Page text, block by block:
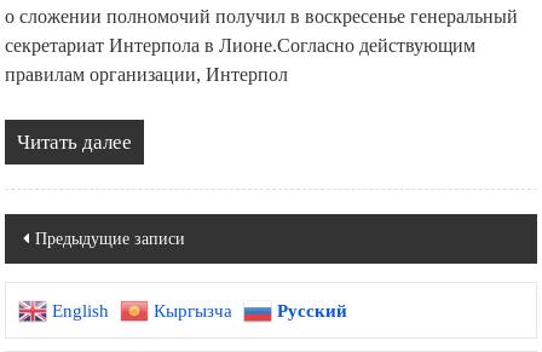
о сложении полномочий получил в воскресенье генеральный
секретариат Интерпола в Лионе.Согласно действующим
правилам организации, Интерпол
Читать далее
Навигация
по
записям
Предыдущие записи
English Кыргызча Русский